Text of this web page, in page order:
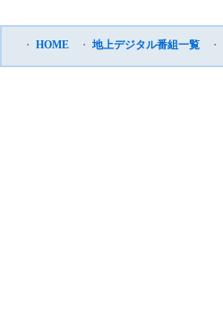
・ HOME ・ 地上デジタル番組一覧 ・